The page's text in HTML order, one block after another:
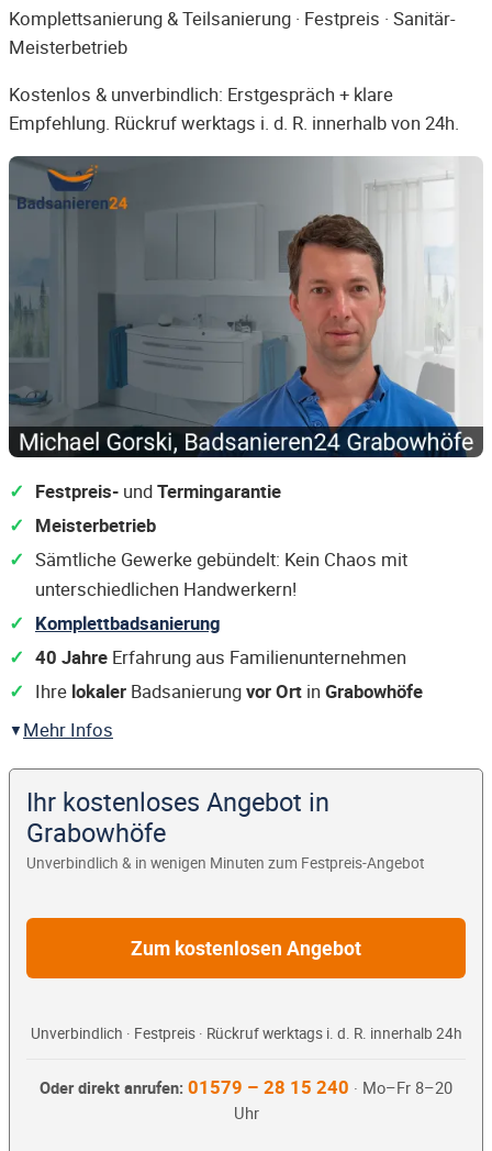
Komplettsanierung & Teilsanierung · Festpreis · Sanitär-
Meisterbetrieb
Kostenlos & unverbindlich: Erstgespräch + klare
Empfehlung. Rückruf werktags i. d. R. innerhalb von 24h.
Festpreis- undTermingarantie
Meisterbetrieb
Sämtliche Gewerke gebündelt: Kein Chaos mit
unterschiedlichen Handwerkern!
Komplettbadsanierung
40 Jahre Erfahrung aus Familienunternehmen
Ihre lokaler Badsanierungvor Ort in Grabowhöfe
Mehr Infos
Ihr kostenloses Angebot in
Grabowhöfe
Unverbindlich & in wenigen Minuten zum Festpreis-Angebot
Zum kostenlosen Angebot
Unverbindlich · Festpreis · Rückruf werktags i. d. R. innerhalb 24h
Oder direkt anrufen: 01579 – 28 15 240 · Mo–Fr 8–20
Uhr